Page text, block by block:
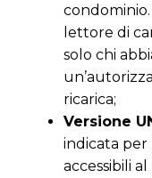
lettore di
solo chi
ricarica;
Versione
indicata per
accessibili